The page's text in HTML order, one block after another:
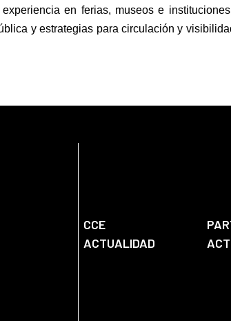
en ferias, museos e
y estrategias para circulación y
CCE
ACTUALIDAD